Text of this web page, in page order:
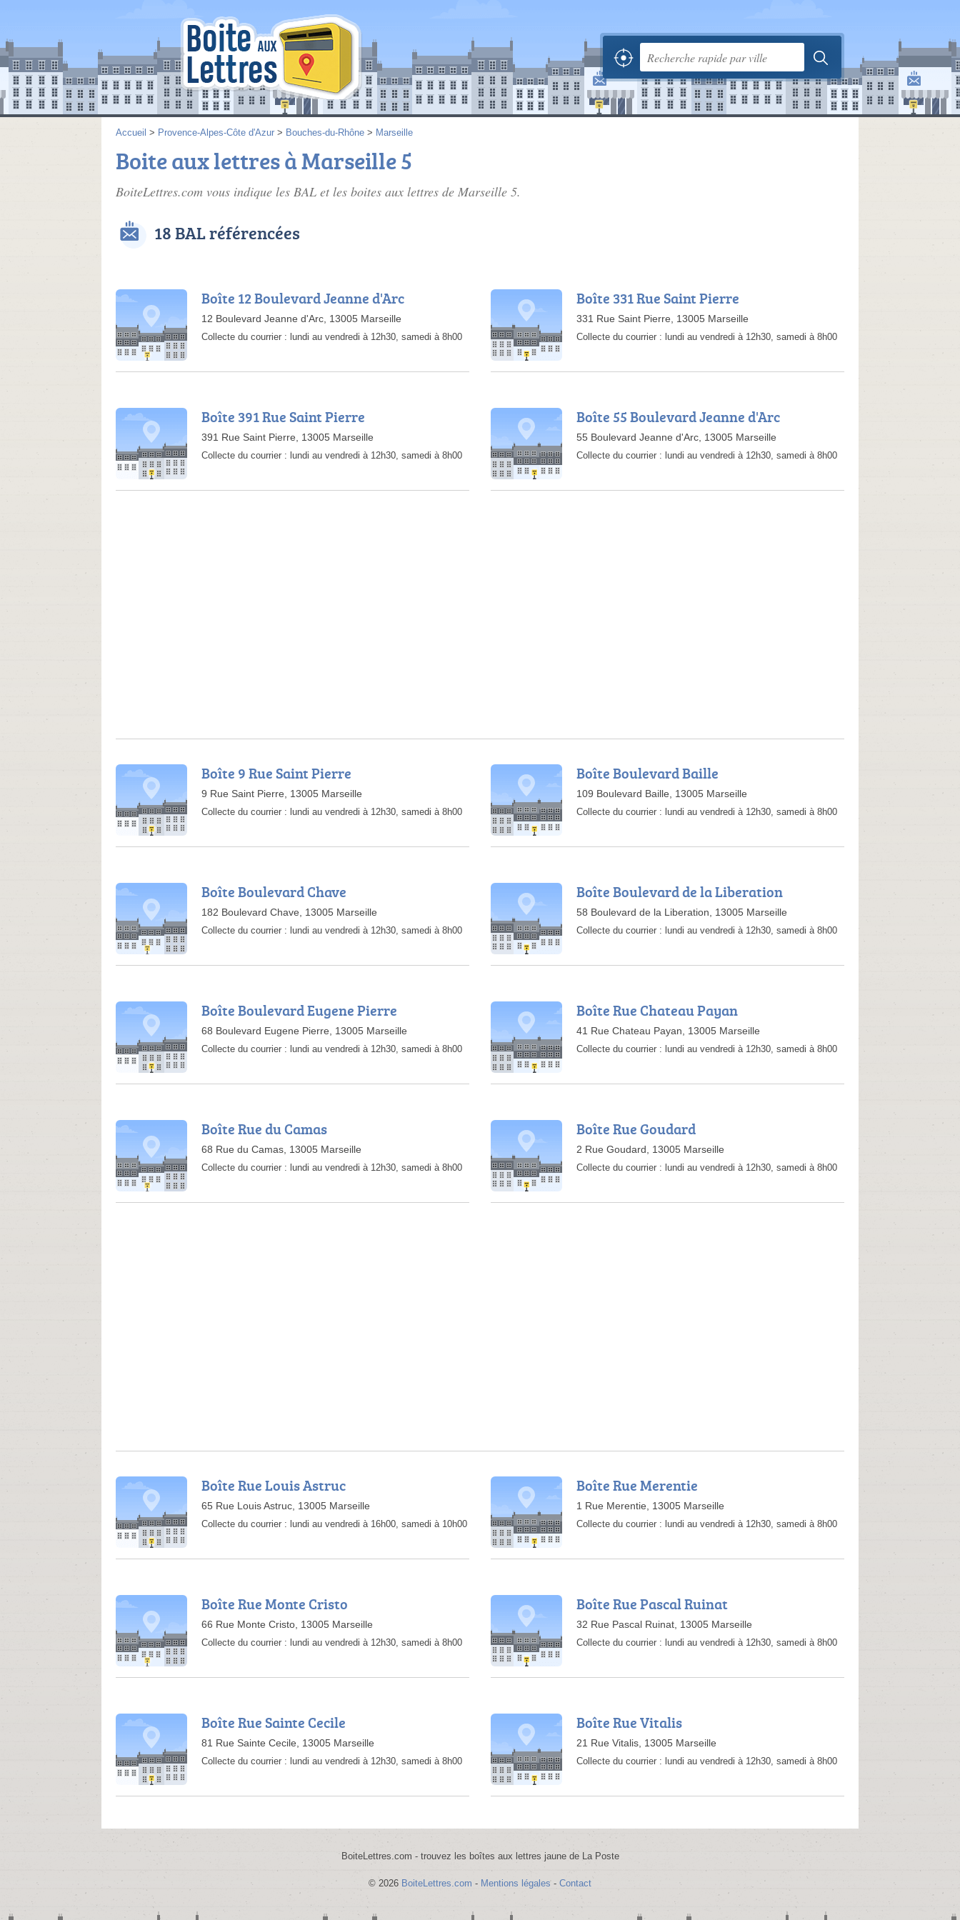
Accueil > Provence-Alpes-Côte d'Azur > Bouches-du-Rhône > Marseille
Boite aux lettres à Marseille 5
BoiteLettres.com vous indique les BAL et les boites aux lettres de Marseille 5.
18 BAL référencées
Boîte 12 Boulevard Jeanne d'Arc
12 Boulevard Jeanne d'Arc, 13005 Marseille
Collecte du courrier : lundi au vendredi à 12h30, samedi à 8h00
Boîte 331 Rue Saint Pierre
331 Rue Saint Pierre, 13005 Marseille
Collecte du courrier : lundi au vendredi à 12h30, samedi à 8h00
Boîte 391 Rue Saint Pierre
391 Rue Saint Pierre, 13005 Marseille
Collecte du courrier : lundi au vendredi à 12h30, samedi à 8h00
Boîte 55 Boulevard Jeanne d'Arc
55 Boulevard Jeanne d'Arc, 13005 Marseille
Collecte du courrier : lundi au vendredi à 12h30, samedi à 8h00
Boîte 9 Rue Saint Pierre
9 Rue Saint Pierre, 13005 Marseille
Collecte du courrier : lundi au vendredi à 12h30, samedi à 8h00
Boîte Boulevard Baille
109 Boulevard Baille, 13005 Marseille
Collecte du courrier : lundi au vendredi à 12h30, samedi à 8h00
Boîte Boulevard Chave
182 Boulevard Chave, 13005 Marseille
Collecte du courrier : lundi au vendredi à 12h30, samedi à 8h00
Boîte Boulevard de la Liberation
58 Boulevard de la Liberation, 13005 Marseille
Collecte du courrier : lundi au vendredi à 12h30, samedi à 8h00
Boîte Boulevard Eugene Pierre
68 Boulevard Eugene Pierre, 13005 Marseille
Collecte du courrier : lundi au vendredi à 12h30, samedi à 8h00
Boîte Rue Chateau Payan
41 Rue Chateau Payan, 13005 Marseille
Collecte du courrier : lundi au vendredi à 12h30, samedi à 8h00
Boîte Rue du Camas
68 Rue du Camas, 13005 Marseille
Collecte du courrier : lundi au vendredi à 12h30, samedi à 8h00
Boîte Rue Goudard
2 Rue Goudard, 13005 Marseille
Collecte du courrier : lundi au vendredi à 12h30, samedi à 8h00
Boîte Rue Louis Astruc
65 Rue Louis Astruc, 13005 Marseille
Collecte du courrier : lundi au vendredi à 16h00, samedi à 10h00
Boîte Rue Merentie
1 Rue Merentie, 13005 Marseille
Collecte du courrier : lundi au vendredi à 12h30, samedi à 8h00
Boîte Rue Monte Cristo
66 Rue Monte Cristo, 13005 Marseille
Collecte du courrier : lundi au vendredi à 12h30, samedi à 8h00
Boîte Rue Pascal Ruinat
32 Rue Pascal Ruinat, 13005 Marseille
Collecte du courrier : lundi au vendredi à 12h30, samedi à 8h00
Boîte Rue Sainte Cecile
81 Rue Sainte Cecile, 13005 Marseille
Collecte du courrier : lundi au vendredi à 12h30, samedi à 8h00
Boîte Rue Vitalis
21 Rue Vitalis, 13005 Marseille
Collecte du courrier : lundi au vendredi à 12h30, samedi à 8h00
BoiteLettres.com - trouvez les boîtes aux lettres jaune de La Poste
© 2026 BoiteLettres.com - Mentions légales - Contact